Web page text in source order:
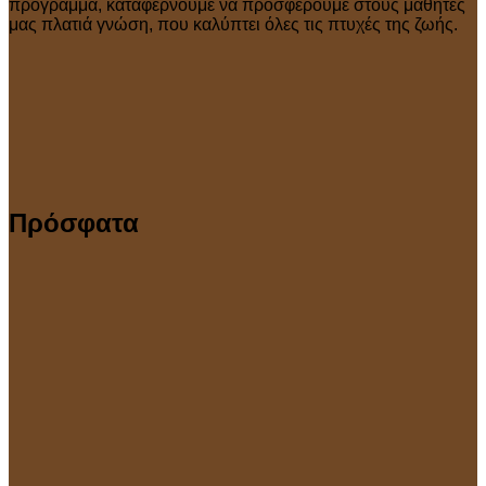
πρόγραμμα, καταφέρνουμε να προσφέρουμε στους μαθητές
μας πλατιά γνώση, που καλύπτει όλες τις πτυχές της ζωής.
Πρόσφατα